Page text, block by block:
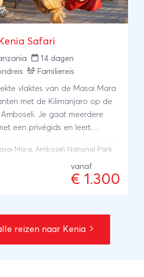
Safari
14 dagen
Familiereis
vlaktes van de Masai Mara
met de Kilimanjaro op de
Je gaat meerdere
een privégids en leert
ruimte om te ontspannen op
plekken. Een afwisselend
elke safaridag weer anders is
Mara Amboseli National Park
vanaf
€ 1.300
reizen naar Kenia